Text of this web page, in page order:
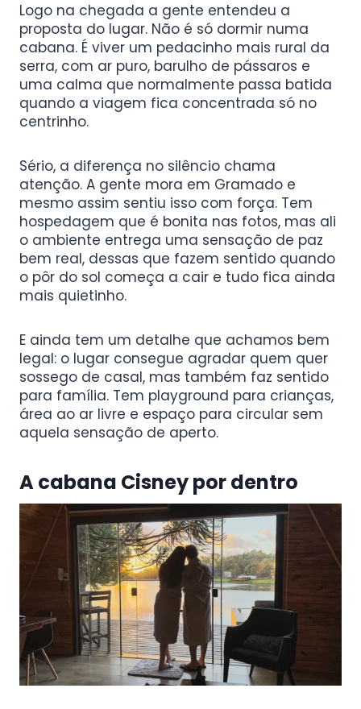
Logo na chegada a gente entendeu a
proposta do lugar. Não é só dormir numa
cabana. É viver um pedacinho mais rural da
serra, com ar puro, barulho de pássaros e
uma calma que normalmente passa batida
quando a viagem fica concentrada só no
centrinho.
Sério, a diferença no silêncio chama
atenção. A gente mora em Gramado e
mesmo assim sentiu isso com força. Tem
hospedagem que é bonita nas fotos, mas ali
o ambiente entrega uma sensação de paz
bem real, dessas que fazem sentido quando
o pôr do sol começa a cair e tudo fica ainda
mais quietinho.
E ainda tem um detalhe que achamos bem
legal: o lugar consegue agradar quem quer
sossego de casal, mas também faz sentido
para família. Tem playground para crianças,
área ao ar livre e espaço para circular sem
aquela sensação de aperto.
A cabana Cisney por dentro